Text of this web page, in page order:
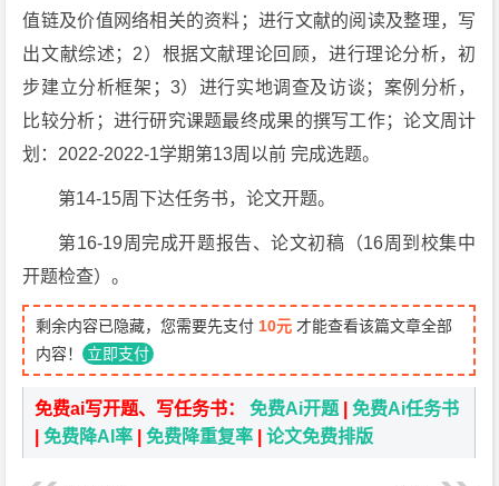
值链及价值网络相关的资料；进行文献的阅读及整理，写
出文献综述；2）根据文献理论回顾，进行理论分析，初
步建立分析框架；3）进行实地调查及访谈；案例分析，
比较分析；进行研究课题最终成果的撰写工作；论文周计
划：2022-2022-1学期第13周以前 完成选题。
第14-15周下达任务书，论文开题。
第16-19周完成开题报告、论文初稿（16周到校集中
开题检查）。
剩余内容已隐藏，您需要先支付 10元 才能查看该篇文章全部
内容！ 立即支付
免费ai写开题、写任务书：免费Ai开题 |免费Ai任务书
|免费降AI率 |免费降重复率 |论文免费排版